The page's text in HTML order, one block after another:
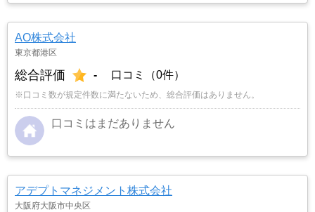
AO株式会社
東京都港区
総合評価 - 口コミ（0件）
※口コミ数が規定件数に満たないため、総合評価はありません。
口コミはまだありません
アデプトマネジメント株式会社
大阪府大阪市中央区